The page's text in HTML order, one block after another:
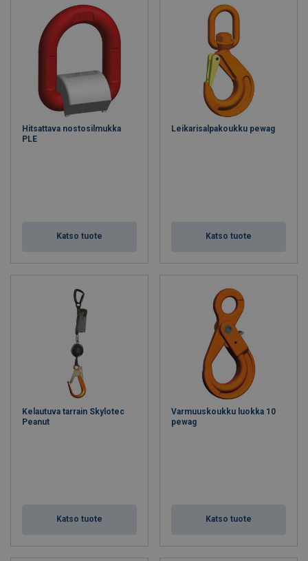
Hitsattava nostosilmukka
PLE
Katso tuote
Leikarisalpakoukku pewag
Katso tuote
Kelautuva tarrain Skylotec
Peanut
Katso tuote
Varmuuskoukku luokka 10
pewag
Katso tuote